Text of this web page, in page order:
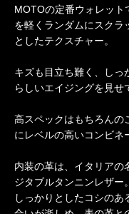
MOTOの定番ウォレッ
を軽くランダムにスクラ
としたテクスチャー。
キズも目立ち難く、しっ
らしいエイジングを見せ
高スペックはもちろんの
にレベルの高いコンビネ
内装の革は、イタリアの
ジタブルタンニンレザー。
しっかりとしたコシの